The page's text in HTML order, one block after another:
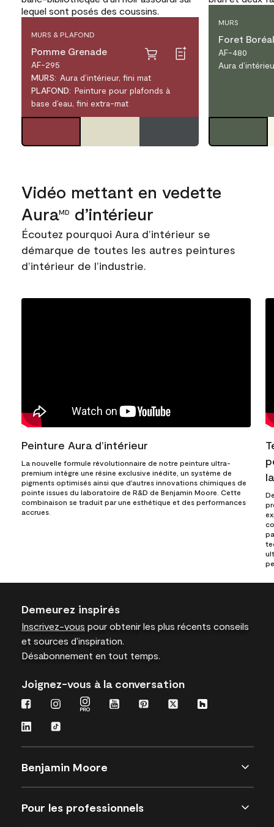
MURS & PLAFOND
Pomme Grenade
AF-295
MURS: Aura d’intérieur, fini mat
PLAFOND: Peinture pour plafonds à
base d’eau, fini extra-mat
MURS
Foret
AF-480
Aura
Vidéo mettant en vedette
AuraMD d’intérieur
Écoutez pourquoi Aura d’intérieur se
démarque de toutes les autres peintures
d’intérieur de l’industrie.
Peinture Aura d’intérieur
La nouvelle formule révolutionnaire de notre peinture ultra-
premium intègre une résine exclusive inédite, un système de
pigments optimisés ainsi que d'autres innovations chimiques de
pointe issues du laboratoire de R&D de Benjamin Moore. Cette
combinaison se traduit par une esthétique et des performances
accrues.
Demeurez inspirés
Inscrivez-vous pour obtenir les plus récents conseils
et sources d’inspiration.
Désabonnement en tout temps.
Joignez-vous à la conversation
Benjamin Moore
Pour les professionnels